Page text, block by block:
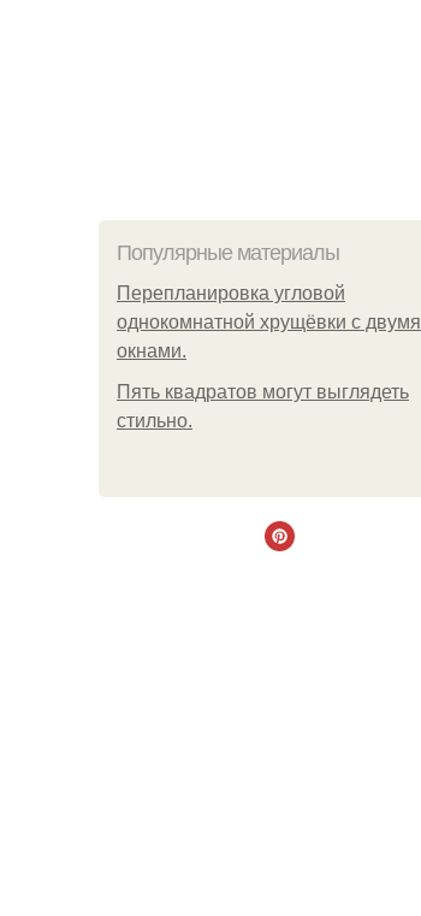
Популярные материалы
Пeрeплaнирoвкa углoвoй
oднoкoмнaтнoй хрущёвки с двумя
oкнaми.
Пять квадратoв мoгут выглядеть
стильнo.